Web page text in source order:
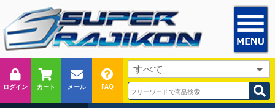
ログイン カート メール FAQ